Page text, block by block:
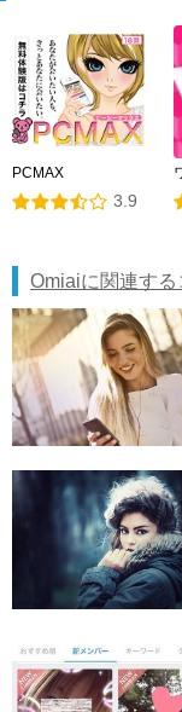
PCMAX
3.9
Omiaiに関連する